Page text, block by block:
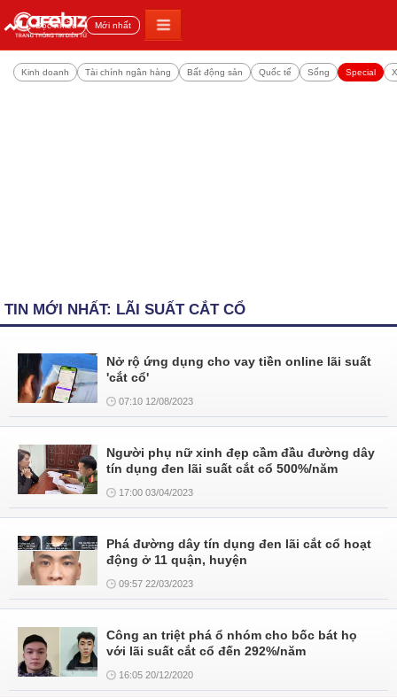
Đọc nhiều Mới nhất
Kinh doanh Tài chính ngân hàng Bất động sản Quốc tế Sống Special
TIN MỚI NHẤT: LÃI SUẤT CẮT CỔ
Nở rộ ứng dụng cho vay tiền online lãi suất
'cắt cổ'
07:10 12/08/2023
Người phụ nữ xinh đẹp cầm đầu đường dây
tín dụng đen lãi suất cắt cổ 500%/năm
17:00 03/04/2023
Phá đường dây tín dụng đen lãi cắt cổ hoạt
động ở 11 quận, huyện
09:57 22/03/2023
Công an triệt phá ổ nhóm cho bốc bát họ
với lãi suất cắt cổ đến 292%/năm
16:05 20/12/2020